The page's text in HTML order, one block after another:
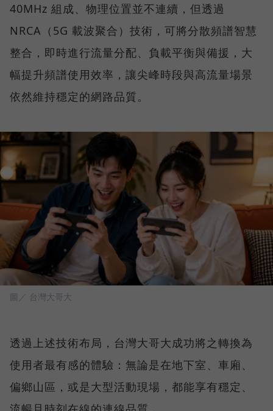
40MHz 組成、物理位置並不連續，但透過
NRCA（5G 載波聚合）技術，可將分散頻譜智慧
整合，即時進行流量分配、負載平衡與備援，大
幅提升頻譜使用效率，讓尖峰時段與高流量場景
依然維持穩定的網路品質。
圖／ 台灣大哥大
透過上述技術布局，台灣大哥大成功將之轉換為
使用者最有感的體驗：無論是在地下室、車廂、
偏鄉山區，或是大型活動現場，都能享有穩定、